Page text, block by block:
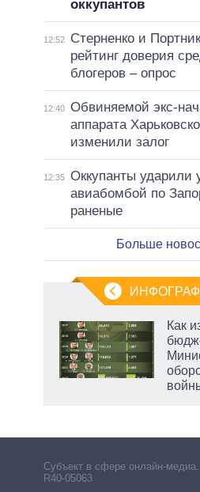
оккупантов
12:52
Стерненко и
рейтинг доверия
блогеров – опрос
12:40 Обвиняемой экс-
аппарата
изменили залог
12:35 Оккупанты ударили
авиабомбой по
раненые
Больше
Как
Субъект в сфере онлайн-
R40-05063